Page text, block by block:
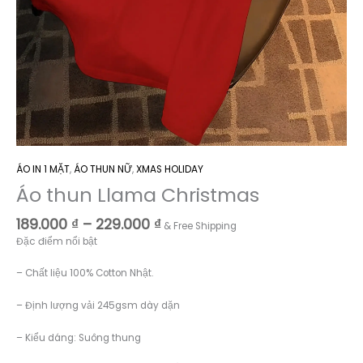
ÁO IN 1 MẶT, ÁO THUN NỮ,XMAS HOLIDAY
Áo thun Llama Christmas
189.000 ₫ – 229.000 ₫Khoảng
229.000 ₫
& Free Shipping
Đặc điểm nổi bật
– Chất liệu 100% Cotton Nhật.
– Định lượng vải 245gsm dày dặn
– Kiểu dáng: Suông thung